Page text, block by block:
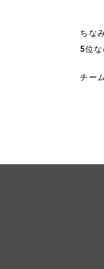
ちな
5位
チー